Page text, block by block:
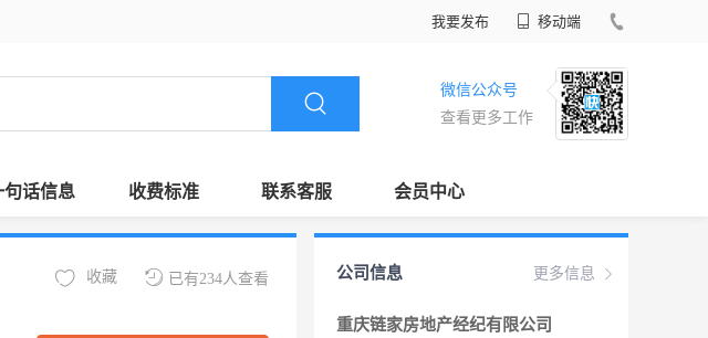
我要发布 移动端
微信公众号
查看更多工作
句话信息 收费标准 联系客服 会员中心
已有234人查看
收藏 更多信息
公司信息
重庆链家房地产经纪有限公司